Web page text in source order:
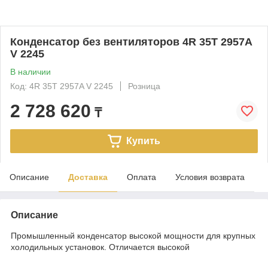
Конденсатор без вентиляторов 4R 35T 2957A
V 2245
В наличии
Код: 4R 35T 2957A V 2245
Розница
2 728 620 ₸
Купить
Описание Доставка Оплата Условия возврата
Описание
Промышленный конденсатор высокой мощности для крупных
холодильных установок. Отличается высокой